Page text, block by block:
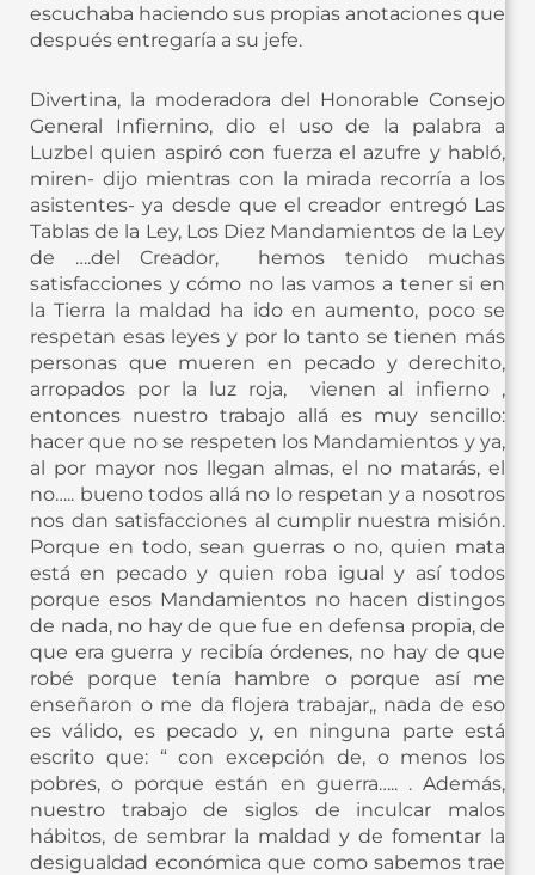
escuchaba haciendo sus propias anotaciones que
después entregaría a su jefe.
Divertina, la moderadora del Honorable Consejo
General Infiernino, dio el uso de la palabra a
Luzbel quien aspiró con fuerza el azufre y habló,
miren- dijo mientras con la mirada recorría a los
asistentes- ya desde que el creador entregó Las
Tablas de la Ley, Los Diez Mandamientos de la Ley
de ….del Creador, hemos tenido muchas
satisfacciones y cómo no las vamos a tener si en
la Tierra la maldad ha ido en aumento, poco se
respetan esas leyes y por lo tanto se tienen más
personas que mueren en pecado y derechito,
arropados por la luz roja, vienen al infierno ,
entonces nuestro trabajo allá es muy sencillo:
hacer que no se respeten los Mandamientos y ya,
al por mayor nos llegan almas, el no matarás, el
no….. bueno todos allá no lo respetan y a nosotros
nos dan satisfacciones al cumplir nuestra misión.
Porque en todo, sean guerras o no, quien mata
está en pecado y quien roba igual y así todos
porque esos Mandamientos no hacen distingos
de nada, no hay de que fue en defensa propia, de
que era guerra y recibía órdenes, no hay de que
robé porque tenía hambre o porque así me
enseñaron o me da flojera trabajar,, nada de eso
es válido, es pecado y, en ninguna parte está
escrito que: “ con excepción de, o menos los
pobres, o porque están en guerra….. . Además,
nuestro trabajo de siglos de inculcar malos
hábitos, de sembrar la maldad y de fomentar la
desigualdad económica que como sabemos trae